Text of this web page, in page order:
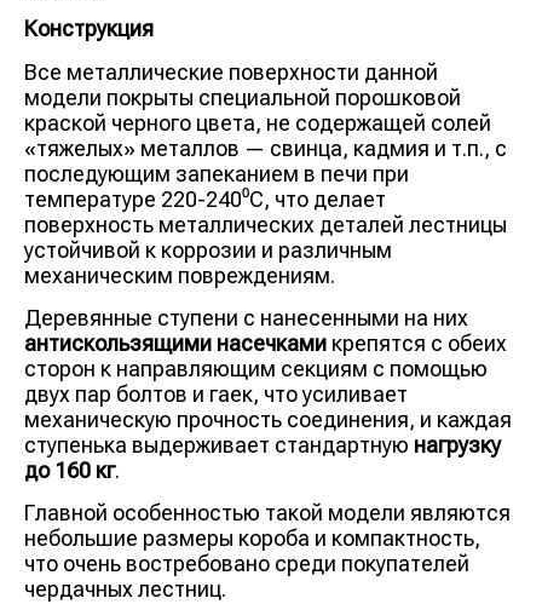
Конструкция
Все металлические поверхности данной
модели покрыты специальной порошковой
краской черного цвета, не содержащей солей
«тяжелых» металлов — свинца, кадмия и т.п., с
последующим запеканием в печи при
температуре 220-240⁰С, что делает
поверхность металлических деталей лестницы
устойчивой к коррозии и различным
механическим повреждениям.
Деревянные ступени с нанесенными на них
антискользящими насечками крепятся с обеих
сторон к направляющим секциям с помощью
двух пар болтов и гаек, что усиливает
механическую прочность соединения, и каждая
ступенька выдерживает стандартную нагрузку
до 160 кг.
Главной особенностью такой модели являются
небольшие размеры короба и компактность,
что очень востребовано среди покупателей
чердачных лестниц.